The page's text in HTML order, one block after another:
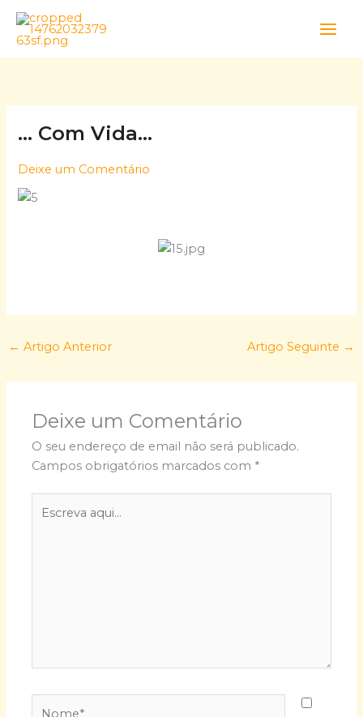
Skip
content
… Com Vida…
Deixe um Comentário
← Artigo Anterior Artigo Seguinte →
Deixe um Comentário
O seu endereço de email não será publicado.
Campos obrigatórios marcados com *
aqui...